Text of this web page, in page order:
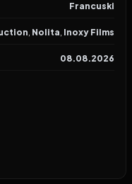
Francuski
, Nolita, Inoxy Films
08.08.2026